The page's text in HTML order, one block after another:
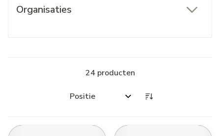
Organisaties
24producten
Sorteer op: